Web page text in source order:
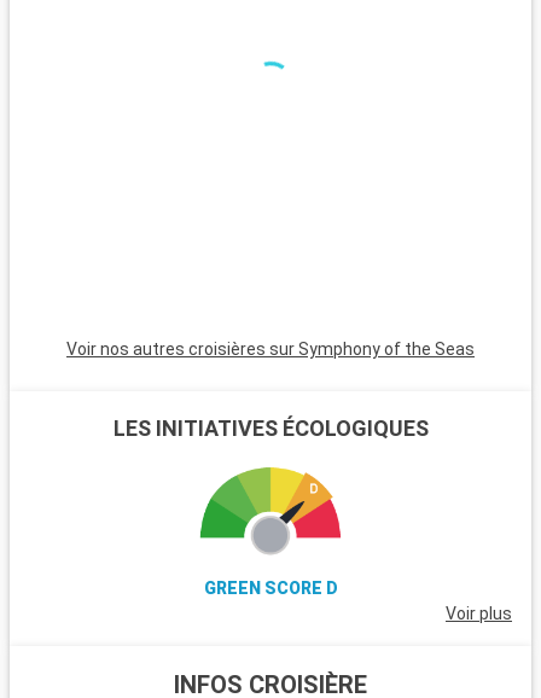
ses plages et son quartier Art Déco. Pour une ambiance plus
Voir nos autres croisières sur Symphony of the Seas
LES INITIATIVES ÉCOLOGIQUES
GREEN SCORE D
Voir plus
INFOS CROISIÈRE